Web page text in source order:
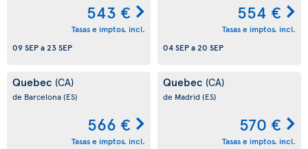
543 €
Tasas e imptos. incl.
09 SEPa23 SEP
554 €
Tasas e imptos. incl.
04 SEPa20 SEP
Quebec (CA)
de Barcelona(ES)
566 €
Tasas e imptos. incl.
Quebec (CA)
de Madrid(ES)
570 €
Tasas e imptos. incl.